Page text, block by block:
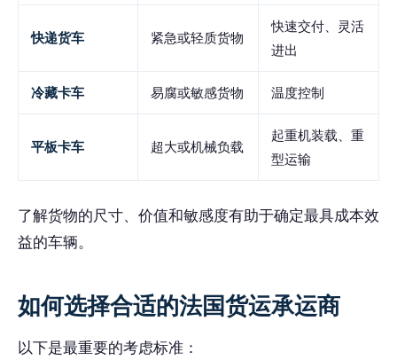
快递货车 紧急或轻质货物
快速交付、灵活
进出
冷藏卡车 易腐或敏感货物 温度控制
平板卡车 超大或机械负载
起重机装载、重
型运输
了解货物的尺寸、价值和敏感度有助于确定最具成本效
益的车辆。
如何选择合适的法国货运承运商
以下是最重要的考虑标准：